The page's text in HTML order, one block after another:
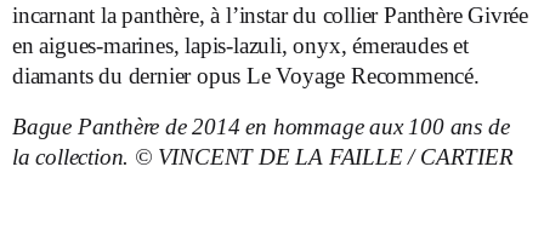
incarnant la panthère, à l’instar du collier Panthère Givrée
en aigues-marines, lapis-lazuli, onyx, émeraudes et
diamants du dernier opus Le Voyage Recommencé.
Bague Panthère de 2014 en hommage aux 100 ans de
la collection. © VINCENT DE LA FAILLE / CARTIER